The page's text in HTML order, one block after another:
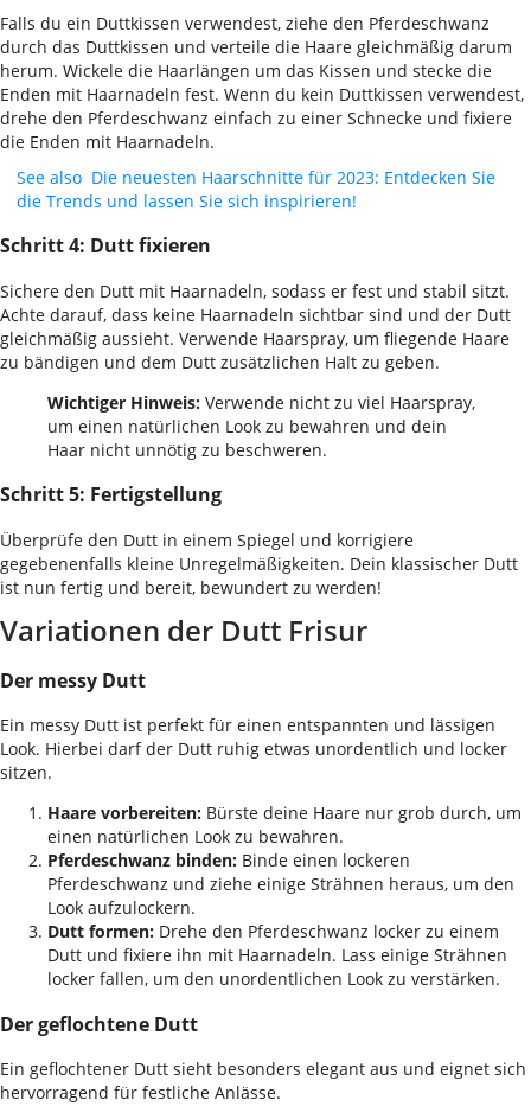
Falls du ein Duttkissen verwendest, ziehe den Pferdeschwanz
durch das Duttkissen und verteile die Haare gleichmäßig darum
herum. Wickele die Haarlängen um das Kissen und stecke die
Enden mit Haarnadeln fest. Wenn du kein Duttkissen verwendest,
drehe den Pferdeschwanz einfach zu einer Schnecke und fixiere
die Enden mit Haarnadeln.
See also Die neuesten Haarschnitte für 2023: Entdecken Sie
die Trends und lassen Sie sich inspirieren!
Schritt 4: Dutt fixieren
Sichere den Dutt mit Haarnadeln, sodass er fest und stabil sitzt.
Achte darauf, dass keine Haarnadeln sichtbar sind und der Dutt
gleichmäßig aussieht. Verwende Haarspray, um fliegende Haare
zu bändigen und dem Dutt zusätzlichen Halt zu geben.
Wichtiger Hinweis: Verwende nicht zu viel Haarspray,
um einen natürlichen Look zu bewahren und dein
Haar nicht unnötig zu beschweren.
Schritt 5: Fertigstellung
Überprüfe den Dutt in einem Spiegel und korrigiere
gegebenenfalls kleine Unregelmäßigkeiten. Dein klassischer Dutt
ist nun fertig und bereit, bewundert zu werden!
Variationen der Dutt Frisur
Der messy Dutt
Ein messy Dutt ist perfekt für einen entspannten und lässigen
Look. Hierbei darf der Dutt ruhig etwas unordentlich und locker
sitzen.
Haare vorbereiten: Bürste deine Haare nur grob durch, um
einen natürlichen Look zu bewahren.
Pferdeschwanz binden: Binde einen lockeren
Pferdeschwanz und ziehe einige Strähnen heraus, um den
Look aufzulockern.
Dutt formen: Drehe den Pferdeschwanz locker zu einem
Dutt und fixiere ihn mit Haarnadeln. Lass einige Strähnen
locker fallen, um den unordentlichen Look zu verstärken.
Der geflochtene Dutt
Ein geflochtener Dutt sieht besonders elegant aus und eignet sich
hervorragend für festliche Anlässe.